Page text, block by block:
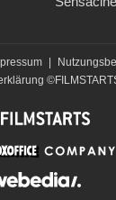
|